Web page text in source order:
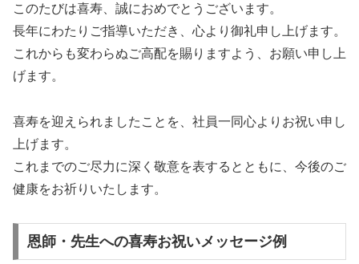
このたびは喜寿、誠におめでとうございます。
長年にわたりご指導いただき、心より御礼申し上げます。
これからも変わらぬご高配を賜りますよう、お願い申し上
げます。
喜寿を迎えられましたことを、社員一同心よりお祝い申し
上げます。
これまでのご尽力に深く敬意を表するとともに、今後のご
健康をお祈りいたします。
恩師・先生への喜寿お祝いメッセージ例